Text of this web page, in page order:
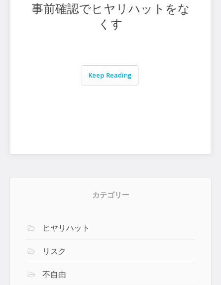
事前確認でヒヤリハットをな
くす
Keep Reading
カテゴリー
ヒヤリハット
リスク
不自由